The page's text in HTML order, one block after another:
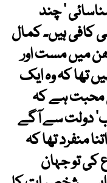
‘ چند
کافی ہیں۔ کمال
میں مست اور
تھا کہ وہ ایک
محبت ہے کہ
دولت سے آگے
منفرد تھا کہ
کی تو جہان